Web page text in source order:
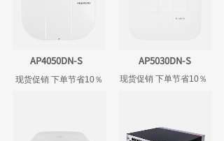
AP4050DN-S AP5030DN-S
现货促销 下单节省10％ 现货促销 下单节省10％